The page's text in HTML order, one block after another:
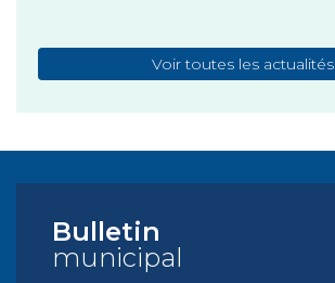
Voir toutes les actualités
Bulletin
municipal